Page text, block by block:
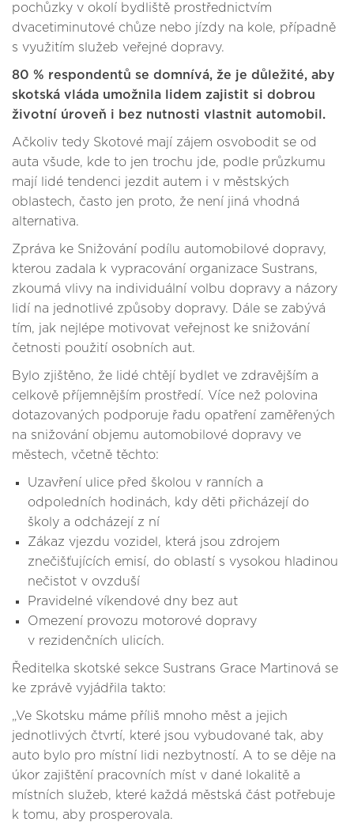
pochůzky v okolí bydliště prostřednictvím
dvacetiminutové chůze nebo jízdy na kole, případně
s využitím služeb veřejné dopravy.
80 % respondentů se domnívá, že je důležité, aby
skotská vláda umožnila lidem zajistit si dobrou
životní úroveň i bez nutnosti vlastnit automobil.
Ačkoliv tedy Skotové mají zájem osvobodit se od
auta všude, kde to jen trochu jde, podle průzkumu
mají lidé tendenci jezdit autem i v městských
oblastech, často jen proto, že není jiná vhodná
alternativa.
Zpráva ke Snižování podílu automobilové dopravy,
kterou zadala k vypracování organizace Sustrans,
zkoumá vlivy na individuální volbu dopravy a názory
lidí na jednotlivé způsoby dopravy. Dále se zabývá
tím, jak nejlépe motivovat veřejnost ke snižování
četnosti použití osobních aut.
Bylo zjištěno, že lidé chtějí bydlet ve zdravějším a
celkově příjemnějším prostředí. Více než polovina
dotazovaných podporuje řadu opatření zaměřených
na snižování objemu automobilové dopravy ve
městech, včetně těchto:
Uzavření ulice před školou v ranních a
odpoledních hodinách, kdy děti přicházejí do
školy a odcházejí z ní
Zákaz vjezdu vozidel, která jsou zdrojem
znečišťujících emisí, do oblastí s vysokou hladinou
nečistot v ovzduší
Pravidelné víkendové dny bez aut
Omezení provozu motorové dopravy
v rezidenčních ulicích.
Ředitelka skotské sekce Sustrans Grace Martinová se
ke zprávě vyjádřila takto:
„Ve Skotsku máme příliš mnoho měst a jejich
jednotlivých čtvrtí, které jsou vybudované tak, aby
auto bylo pro místní lidi nezbytností. A to se děje na
úkor zajištění pracovních míst v dané lokalitě a
místních služeb, které každá městská část potřebuje
k tomu, aby prosperovala.